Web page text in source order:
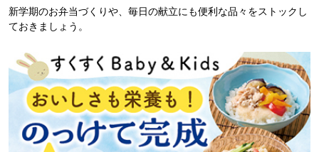
新学期のお弁当づくりや、毎日の献立にも便利な品々をストックし
ておきましょう。